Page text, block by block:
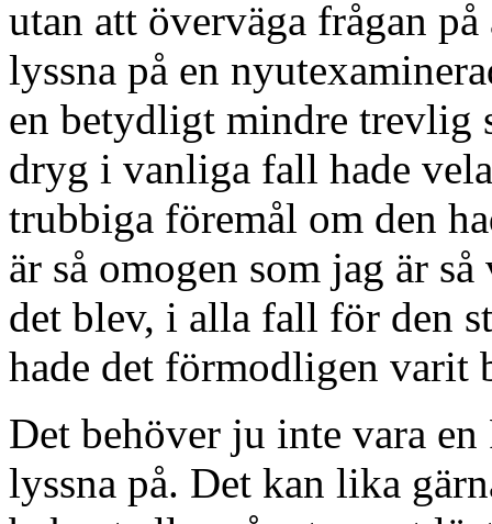
utan att överväga frågan
lyssna på en
en betydligt mindre trevlig
dryg i vanliga fall hade
trubbiga föremål om den
är så omogen som jag är
det blev, i alla fall för den
hade det förmodligen varit
Det behöver ju inte vara
lyssna på. Det kan lika